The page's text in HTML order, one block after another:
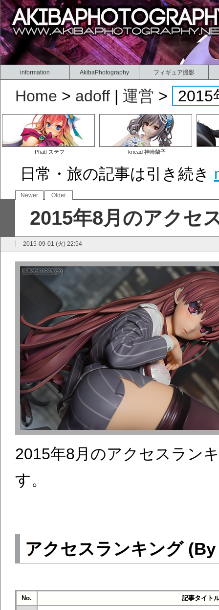
information AkibaPhotography フィギュア撮影
Home > adoff | 運営 > 2015
Phat! ステフ knead 神崎蘭子
日常・旅の記事は引き続き
Newer Older
2015年8月のアクセ
2015-09-01 (火) 22:54
2015年8月のアクセスラン
す。
アクセスランキング
No. 記事タイト